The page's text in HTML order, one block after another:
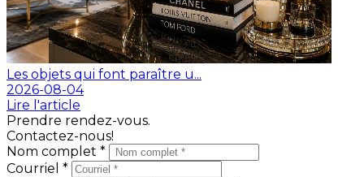
Les objets qui font paraître u...
2026-08-04
Lire l'article
Prendre rendez-vous.
Contactez-nous!
Nom complet *
Courriel *